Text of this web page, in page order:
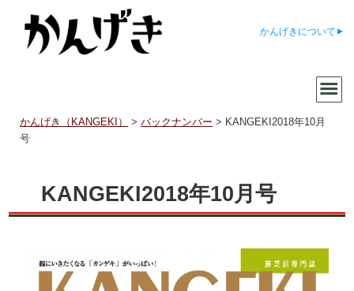
かんげきについて
かんげき（KANGEKI） >バックナンバー > KANGEKI2018年10月
号
KANGEKI2018年10月号